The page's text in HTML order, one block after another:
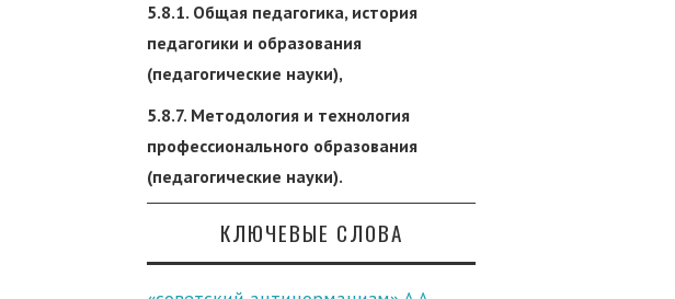
5.8.1. Общая педагогика, история
педагогики и образования
(педагогические науки),
5.8.7. Методология и технология
профессионального образования
(педагогические науки).
КЛЮЧЕВЫЕ СЛОВА